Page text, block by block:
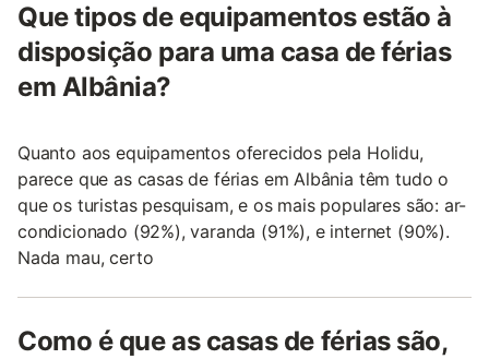
Que tipos de equipamentos estão à
disposição para uma casa de férias
em Albânia?
Quanto aos equipamentos oferecidos pela Holidu,
parece que as casas de férias em Albânia têm tudo o
que os turistas pesquisam, e os mais populares são: ar-
condicionado (92%), varanda (91%), e internet (90%).
Nada mau, certo
Como é que as casas de férias são,